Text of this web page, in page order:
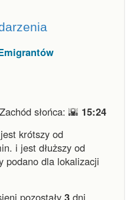
Zachód słońca: 🌇 15:24
jest krótszy od
i jest dłuższy od
podano dla lokalizacji
pozostały 3 dni